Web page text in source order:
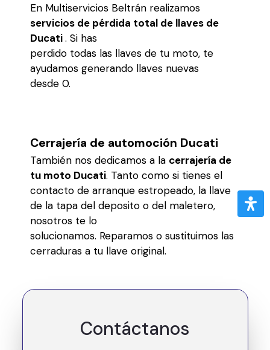
En Multiservicios Beltrán realizamos
servicios de pérdida total de llaves de
Ducati. Si has
perdido todas las llaves de tu moto, te
ayudamos generando llaves nuevas
desde 0.
Cerrajería de automoción Ducati
También nos dedicamos a la cerrajería de
tu moto Ducati. Tanto como si tienes el
contacto de arranque estropeado, la llave
de la tapa del deposito o del maletero,
nosotros te lo
solucionamos. Reparamos o sustituimos las
cerraduras a tu llave original.
Contáctanos